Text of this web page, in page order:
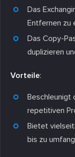
Das
Entfernen zu
Das Copy-
duplizieren
Vorteile:
Beschleunigt
repetitiven
Bietet
bis zu